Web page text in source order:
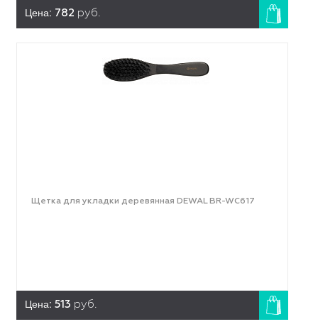
Цена: 782 руб.
Щетка для укладки деревянная DEWAL BR-WC617
Цена: 513 руб.